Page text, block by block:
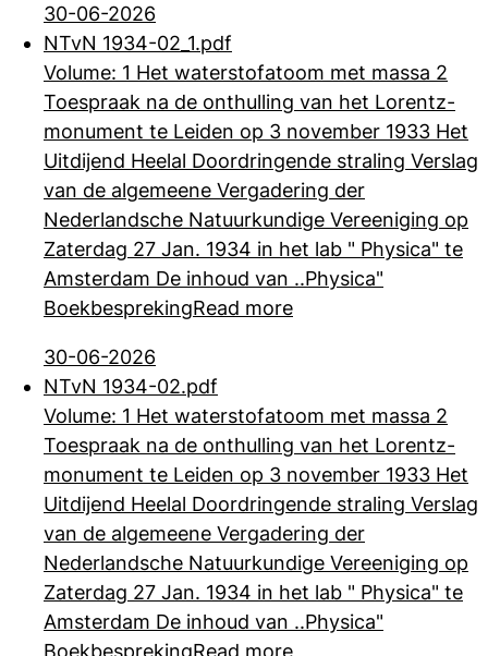
30-06-2026
NTvN 1934-02_1.pdf
Volume: 1 Het waterstofatoom met massa 2
Toespraak na de onthulling van het Lorentz-
monument te Leiden op 3 november 1933 Het
Uitdijend Heelal Doordringende straling Verslag
van de algemeene Vergadering der
Nederlandsche Natuurkundige Vereeniging op
Zaterdag 27 Jan. 1934 in het lab " Physica" te
Amsterdam De inhoud van ..Physica"
BoekbesprekingRead more
30-06-2026
NTvN 1934-02.pdf
Volume: 1 Het waterstofatoom met massa 2
Toespraak na de onthulling van het Lorentz-
monument te Leiden op 3 november 1933 Het
Uitdijend Heelal Doordringende straling Verslag
van de algemeene Vergadering der
Nederlandsche Natuurkundige Vereeniging op
Zaterdag 27 Jan. 1934 in het lab " Physica" te
Amsterdam De inhoud van ..Physica"
BoekbesprekingRead more